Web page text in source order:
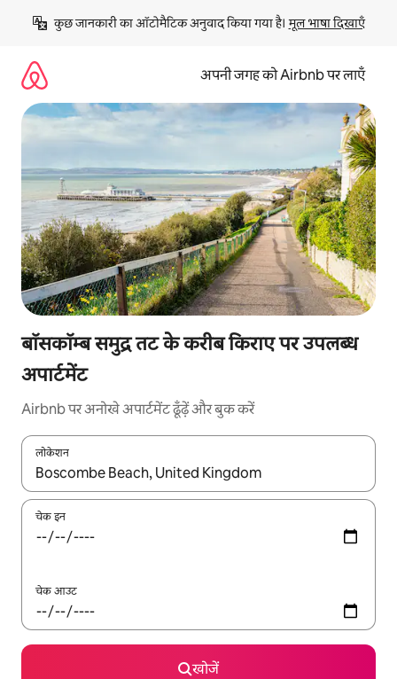
छोड़कर
कॉन्टेंट
कुछ जानकारी का ऑटोमैटिक अनुवाद किया गया है। मूल भाषा दिखाएँ
अपनी जगह को Airbnb पर लाएँ
बॉसकॉम्ब समुद्र तट के करीब किराए पर उपलब्ध
अपार्टमेंट
Airbnb पर अनोखे अपार्टमेंट ढूँढ़ें और बुक करें
लोकेशन
नतीजों के उपलब्ध होने पर, अप और डाउन 'ऐरो की' का इस्तेमाल करके नेविगेट
चेक इन
चेक आउट
खोजें